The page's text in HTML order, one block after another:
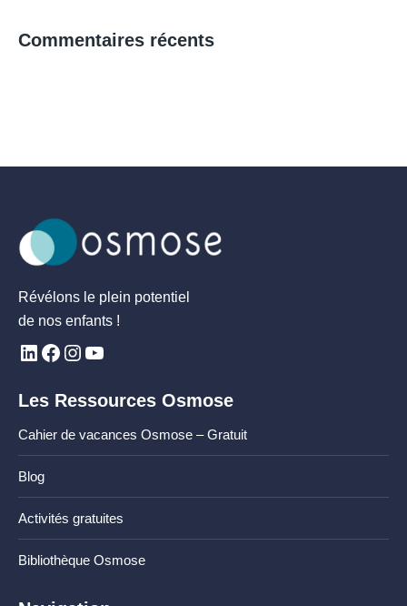
Commentaires récents
Révélons le plein potentiel
de nos enfants !
Les Ressources Osmose
Cahier de vacances Osmose – Gratuit
Blog
Activités gratuites
Bibliothèque Osmose